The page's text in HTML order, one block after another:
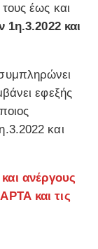
έως και
1η.3.2022 και
εφεξής
και
ανέργους
και τις